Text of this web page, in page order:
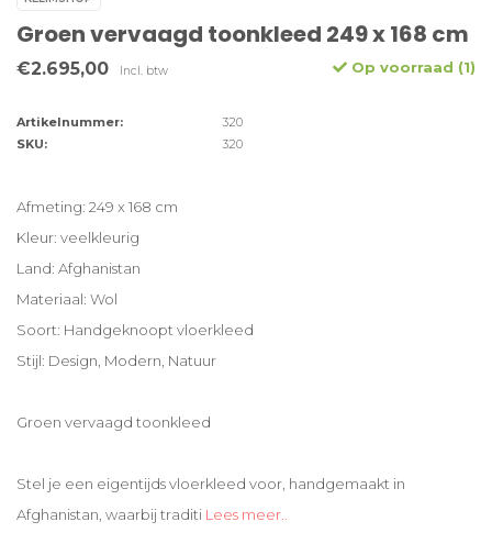
Groen vervaagd toonkleed 249 x 168 cm
€2.695,00 Incl. btw Op voorraad (1)
Artikelnummer:
320
SKU:
320
Afmeting: 249 x 168 cm
Kleur: veelkleurig
Land: Afghanistan
Materiaal: Wol
Soort: Handgeknoopt vloerkleed
Stijl: Design, Modern, Natuur
Groen vervaagd toonkleed
Stel je een eigentijds vloerkleed voor, handgemaakt in
Afghanistan, waarbij traditi Lees meer..